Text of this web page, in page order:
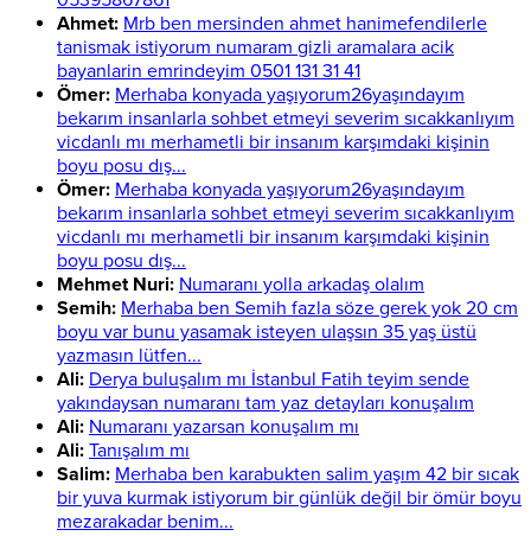
Ahmet: Mrb ben mersinden ahmet hanimefendilerle
tanismak istiyorum numaram gizli aramalara acik
bayanlarin emrindeyim 0501 131 31 41
Ömer: Merhaba konyada yaşıyorum26yaşındayım
bekarım insanlarla sohbet etmeyi severim sıcakkanlıyım
vicdanlı mı merhametli bir insanım karşımdaki kişinin
boyu posu dış...
Ömer: Merhaba konyada yaşıyorum26yaşındayım
bekarım insanlarla sohbet etmeyi severim sıcakkanlıyım
vicdanlı mı merhametli bir insanım karşımdaki kişinin
boyu posu dış...
Mehmet Nuri: Numaranı yolla arkadaş olalım
Semih: Merhaba ben Semih fazla söze gerek yok 20 cm
boyu var bunu yasamak isteyen ulaşsın 35 yaş üstü
yazmasın lütfen...
Ali: Derya buluşalım mı İstanbul Fatih teyim sende
yakındaysan numaranı tam yaz detayları konuşalım
Ali: Numaranı yazarsan konuşalım mı
Ali: Tanışalım mı
Salim: Merhaba ben karabukten salim yaşım 42 bir sıcak
bir yuva kurmak istiyorum bir günlük değil bir ömür boyu
mezarakadar benim...